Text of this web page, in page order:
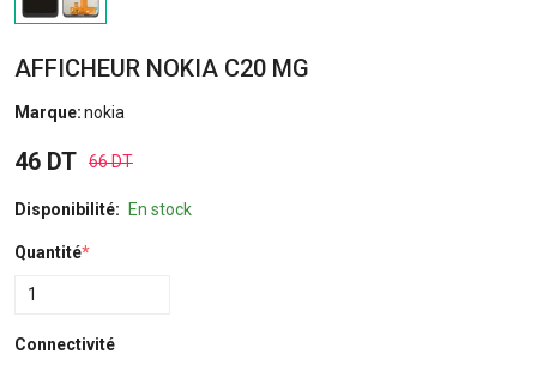
AFFICHEUR NOKIA C20 MG
Marque:nokia
46 DT 66 DT
Disponibilité: En stock
Quantité*
Connectivité